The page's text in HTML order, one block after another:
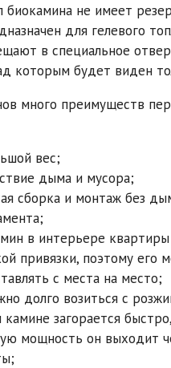
биокамина не имеет
для гелевого
в специальное
которым будет виден
много преимуществ
вес;
дыма и мусора;
сборка и монтаж без
в интерьере
привязки, поэтому его
с места на место;
долго возиться с
камине загорается
мощность он выходит